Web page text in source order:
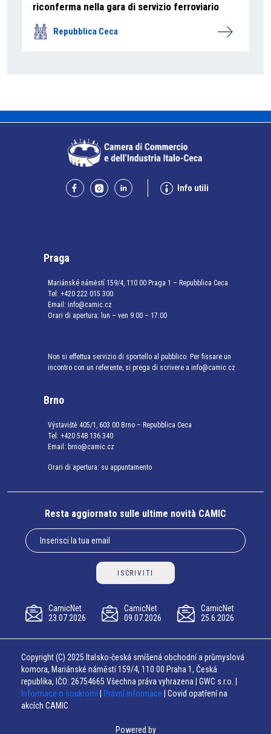
riconferma nella gara di servizio ferroviario
Repubblica Ceca
Info utili
Praga
Mariánské náměstí 159/4, 110 00 Praga 1 – Repubblica Ceca
Tel: +420 222 015 300
Email: info@camic.cz
Orari di apertura: lun – ven 9:00 – 17:00
Non si effettua servizio di sportello al pubblico. Per fissare un
incontro con un referente, si prega di scrivere a info@camic.cz
Brno
Výstaviště 405/1, 603 00 Brno – Repubblica Ceca
Tel: +420 548 136 340
Email: brno@camic.cz
Orari di apertura: su appuntamento
Resta aggiornato sulle ultime novità CAMIC
ISCRIVITI
CamicNet
23.07.2026
CamicNet
09.07.2026
CamicNet
25.6.2026
Copyright (C) 2025 Italsko-česká smíšená obchodní a průmyslová
komora, Mariánské náměstí 159/4, 110 00 Praha 1, Česká
republika, IČO: 26754665 Všechna práva vyhrazena | GWC s.r.o. |
Informace o soukromí
Právní informace | Covid opatření na
akcích CAMIC
Powered by